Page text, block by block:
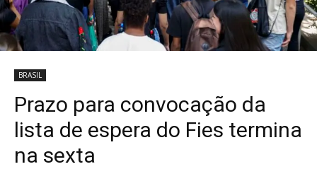
BRASIL
Prazo para convocação da
lista de espera do Fies termina
na sexta